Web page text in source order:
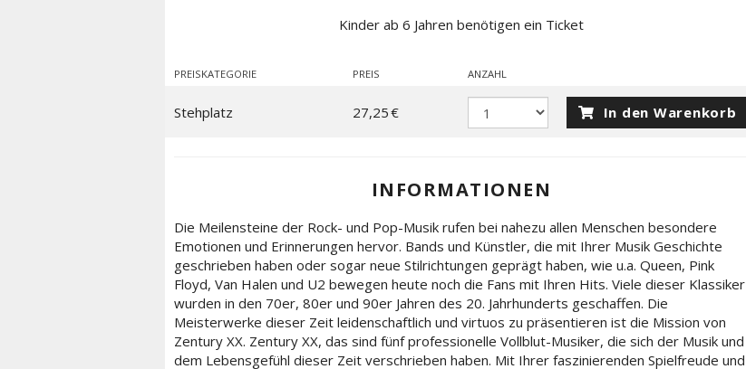
Kinder ab 6 Jahren benötigen ein Ticket
PREISKATEGORIE PREIS ANZAHL
Stehplatz 27,25 € In den Warenkorb
INFORMATIONEN
Die Meilensteine der Rock- und Pop-Musik rufen bei nahezu allen Menschen besondere
Emotionen und Erinnerungen hervor. Bands und Künstler, die mit Ihrer Musik Geschichte
geschrieben haben oder sogar neue Stilrichtungen geprägt haben, wie u.a. Queen, Pink
Floyd, Van Halen und U2 bewegen heute noch die Fans mit Ihren Hits. Viele dieser Klassiker
wurden in den 70er, 80er und 90er Jahren des 20. Jahrhunderts geschaffen. Die
Meisterwerke dieser Zeit leidenschaftlich und virtuos zu präsentieren ist die Mission von
Zentury XX. Zentury XX, das sind fünf professionelle Vollblut-Musiker, die sich der Musik und
dem Lebensgefühl dieser Zeit verschrieben haben. Mit Ihrer faszinierenden Spielfreude und